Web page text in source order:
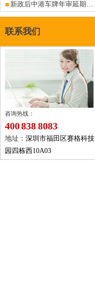
新政后中港车牌年审延期相关
联系我们
咨询热线：
400 838 8083
地址： 深圳市福田区赛格科技
园四栋西10A03